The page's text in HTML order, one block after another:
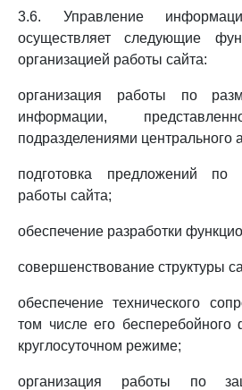
3.6. Управление
осуществляет следующие
организацией работы сайта:
организация работы по
информации,
подразделениями центрального
подготовка предложений по
работы сайта;
обеспечение разработки
совершенствование структуры
обеспечение технического
том числе его бесперебойного
круглосуточном режиме;
организация работы по